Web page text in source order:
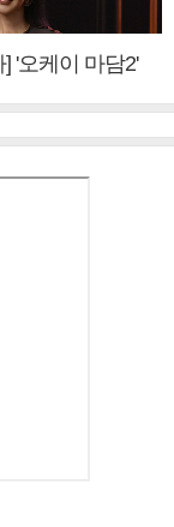
] '오케이 마담2'